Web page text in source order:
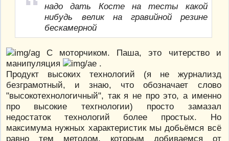
надо дать Косте на тесты какой
нибудь велик на гравийной резине
бескамерной
С моторчиком. Паша, это читерство и
манипуляция
.
Продукт высоких технологий (я не журнализд
безграмотный, и знаю, что обозначает слово
"высокотехнологичный", так я не про это, а именно
про высокие техгнологии) просто замазал
недостаток технологий более простых. Но
максимума нужных характеристик мы добьёмся всё
равно тем методом, которым добиваемся от